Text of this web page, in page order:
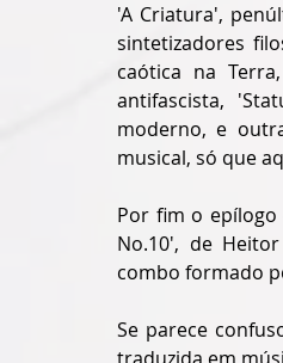
'A Criatura',
sintetizadores
caótica na
antifascista,
moderno, e
musical, só que
Por fim o epílogo
No.10', de
combo formado
Se parece